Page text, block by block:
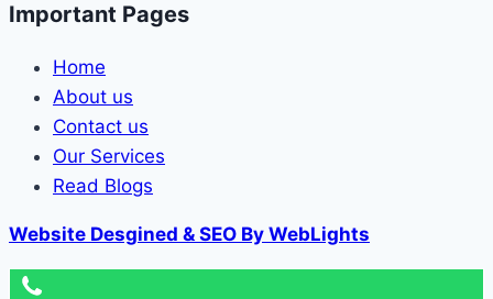
Important Pages
Home
About us
Contact us
Our Services
Read Blogs
Website Desgined & SEO By WebLights